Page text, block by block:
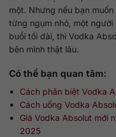
một. Nhưng nếu bạn
từng ngụm nhỏ, một
buổi tối dài, thì Vodka
bên mình thật lâu.
Có thể bạn quan tâm:
Cách phân biệt Vodka
Cách uống Vodka
Giá Vodka Absolut mới
2025